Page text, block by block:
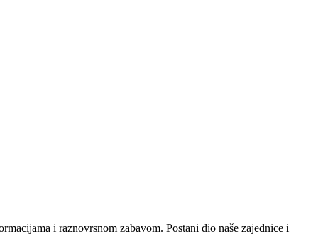
i raznovrsnom zabavom. Postani dio naše zajednice i